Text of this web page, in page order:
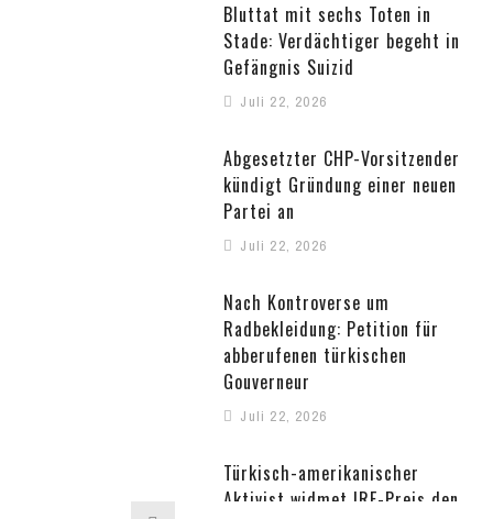
Bluttat mit sechs Toten in
Stade: Verdächtiger begeht in
Gefängnis Suizid
Juli 22, 2026
Abgesetzter CHP-Vorsitzender
kündigt Gründung einer neuen
Partei an
Juli 22, 2026
Nach Kontroverse um
Radbekleidung: Petition für
abberufenen türkischen
Gouverneur
Juli 22, 2026
Türkisch-amerikanischer
Aktivist widmet IRF-Preis den